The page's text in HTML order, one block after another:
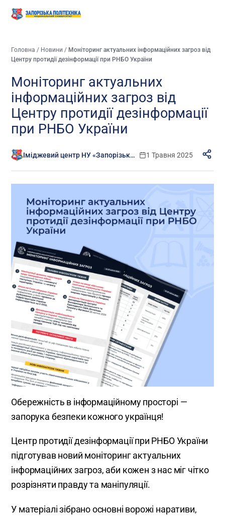
Головна / Новини / Моніторинг актуальних інформаційних загроз від
Центру протидії дезінформації при РНБО України
Моніторинг актуальних
інформаційних загроз від
Центру протидії дезінформації
при РНБО України
Іміджевий центр НУ «Запорізька політехніка» 1 Травня 2025
Обережність в інформаційному просторі —
запорука безпеки кожного українця!
Центр протидії дезінформації при РНБО України
підготував новий моніторинг актуальних
інформаційних загроз, аби кожен з нас міг чітко
розрізняти правду та маніпуляції.
У матеріалі зібрано основні ворожі наративи,